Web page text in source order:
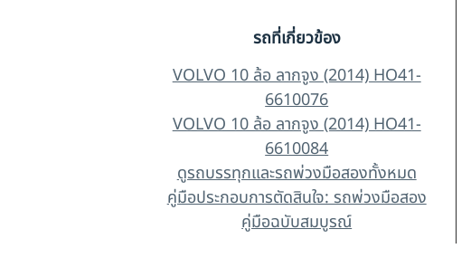
รถที่เกี่ยวข้อง
VOLVO 10 ล้อ ลากจูง (2014) HO41-
6610076
VOLVO 10 ล้อ ลากจูง (2014) HO41-
6610084
ดูรถบรรทุกและรถพ่วงมือสองทั้งหมด
คู่มือประกอบการตัดสินใจ: รถพ่วงมือสอง
คู่มือฉบับสมบูรณ์